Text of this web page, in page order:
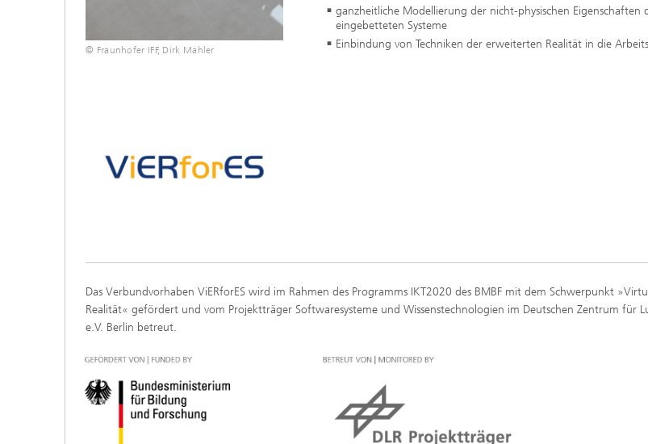
© Fraunhofer IFF, Dirk Mahler
ganzheitliche Modellierung der nicht-physischen Eigenschaften
eingebetteten Systeme
Einbindung von Techniken der erweiterten Realität in die
Das Verbundvorhaben ViERforES wird im Rahmen des Programms IKT2020 des BMBF mit dem Schwerpunkt
Realität« gefördert und vom Projektträger Softwaresysteme und Wissenstechnologien im Deutschen Zentrum für
e.V. Berlin betreut.